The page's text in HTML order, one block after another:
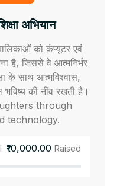
अभियान
को कंप्यूटर एवं
है, जिससे वे आत्मनिर्भर
के साथ आत्मविश्वास,
की नींव रखती है।
through
technology.
₹10,000.00 Raised